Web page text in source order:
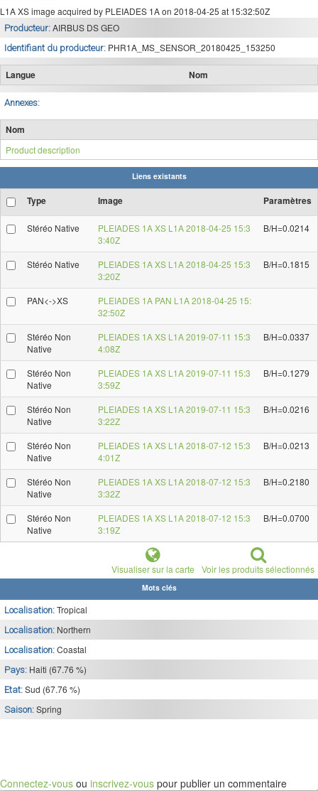
L1A XS image acquired by PLEIADES 1A on 2018-04-25 at 15:32:50Z
Producteur: AIRBUS DS GEO
Identifiant du producteur: PHR1A_MS_SENSOR_20180425_153250
Langue Nom
Annexes:
Nom
Product description
Liens existants
Type Image Paramètres
Stéréo Native
PLEIADES 1A XS L1A 2018-04-25 15:3
3:40Z
B/H=0.0214
Stéréo Native
PLEIADES 1A XS L1A 2018-04-25 15:3
3:20Z
B/H=0.1815
PAN<->XS
PLEIADES 1A PAN L1A 2018-04-25 15:
32:50Z
Stéréo Non
Native
PLEIADES 1A XS L1A 2019-07-11 15:3
4:08Z
B/H=0.0337
Stéréo Non
Native
PLEIADES 1A XS L1A 2019-07-11 15:3
3:59Z
B/H=0.1279
Stéréo Non
Native
PLEIADES 1A XS L1A 2019-07-11 15:3
3:22Z
B/H=0.0216
Stéréo Non
Native
PLEIADES 1A XS L1A 2018-07-12 15:3
4:01Z
B/H=0.0213
Stéréo Non
Native
PLEIADES 1A XS L1A 2018-07-12 15:3
3:32Z
B/H=0.2180
Stéréo Non
Native
PLEIADES 1A XS L1A 2018-07-12 15:3
3:19Z
B/H=0.0700
Visualiser sur la carte Voir les produits sélectionnés
Mots clés
Localisation: Tropical
Localisation: Northern
Localisation: Coastal
Pays: Haiti (67.76 %)
Etat: Sud (67.76 %)
Saison: Spring
Connectez-vous ou inscrivez-vous pour publier un commentaire